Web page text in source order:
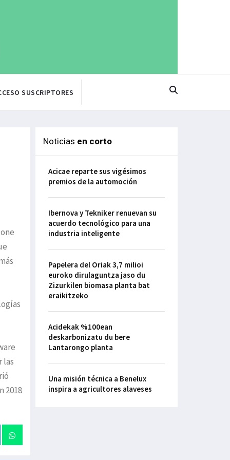
SUSCRIPTORES
las
2018
Noticias en corto
Acicae reparte sus vigésimos
premios de la automoción
Ibernova y Tekniker renuevan su
acuerdo tecnológico para una
industria inteligente
Papelera del Oriak 3,7 milioi
euroko dirulaguntza jaso du
Zizurkilen biomasa planta bat
eraikitzeko
Acidekak %100ean
deskarbonizatu du bere
Lantarongo planta
Una misión técnica a Benelux
inspira a agricultores alaveses